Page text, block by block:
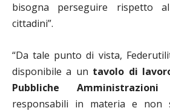
bisogna perseguire rispetto
cittadini”.
“Da tale punto di vista,
disponibile a un tavolo di
Pubbliche Amministrazioni
responsabili in materia e non